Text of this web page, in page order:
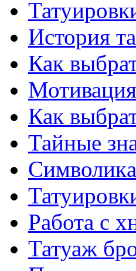
История
Как
Мотивация
Как
Тайные
Работa с
Татуаж